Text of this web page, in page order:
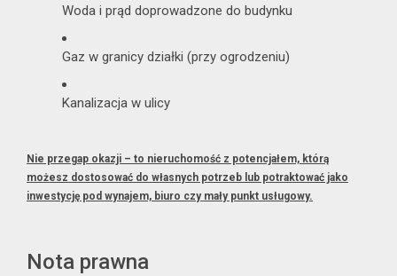
Woda i prąd doprowadzone do budynku
Gaz w granicy działki (przy ogrodzeniu)
Kanalizacja w ulicy
Nie przegap okazji – to nieruchomość z potencjałem, którą
możesz dostosować do własnych potrzeb lub potraktować jako
inwestycję pod wynajem, biuro czy mały punkt usługowy.
Nota prawna